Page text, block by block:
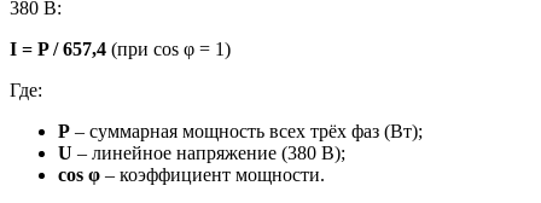
380 В:
I = P / 657,4 (при cos φ = 1)
Где:
P – суммарная мощность всех трёх фаз (Вт);
U – линейное напряжение (380 В);
cos φ – коэффициент мощности.